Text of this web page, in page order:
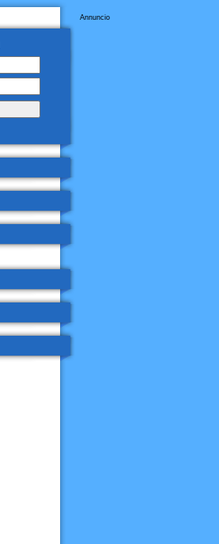
Annuncio